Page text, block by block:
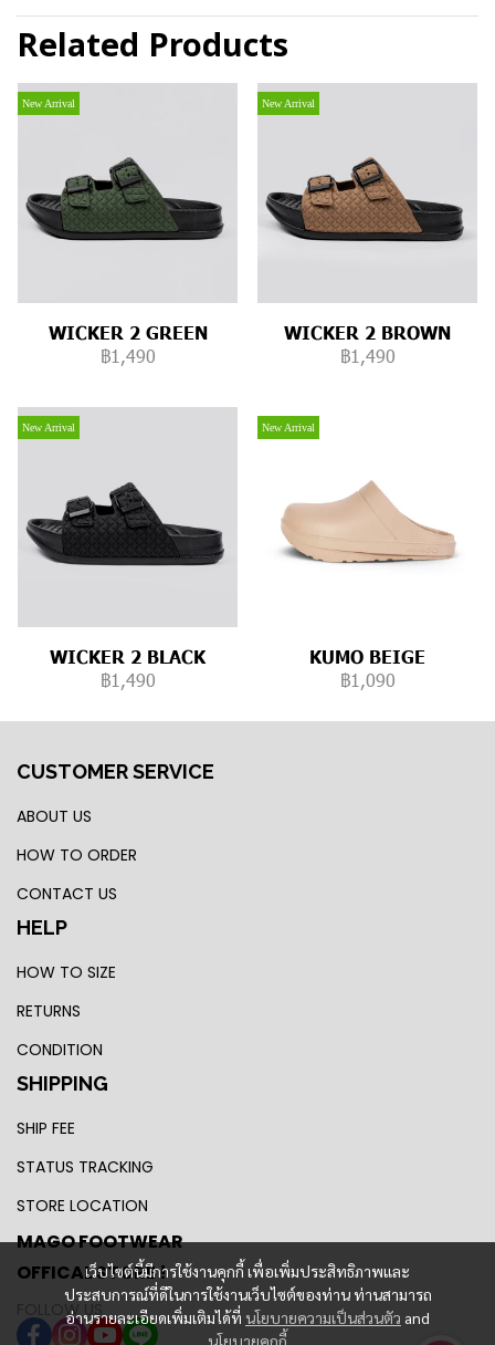
Related Products
New Arrival
WICKER 2 GREEN
฿1,490
New Arrival
WICKER 2 BROWN
฿1,490
New Arrival
WICKER 2 BLACK
฿1,490
New Arrival
KUMO BEIGE
฿1,090
เว็บไซต์นี้มีการใช้งานคุกกี้ เพื่อเพิ่มประสิทธิภาพและ
ประสบการณ์ที่ดีในการใช้งานเว็บไซต์ของท่าน ท่านสามารถ
อ่านรายละเอียดเพิ่มเติมได้ที่ นโยบายความเป็นส่วนตัว and
นโยบายคุกกี้
CUSTOMER SERVICE
ABOUT US
HOW TO ORDER
CONTACT US
HELP
HOW TO SIZE
RETURNS
CONDITION
SHIPPING
SHIP FEE
STATUS TRACKING
STORE LOCATION
MAGO FOOTWEAR
OFFICAL STORE !
FOLLOW US